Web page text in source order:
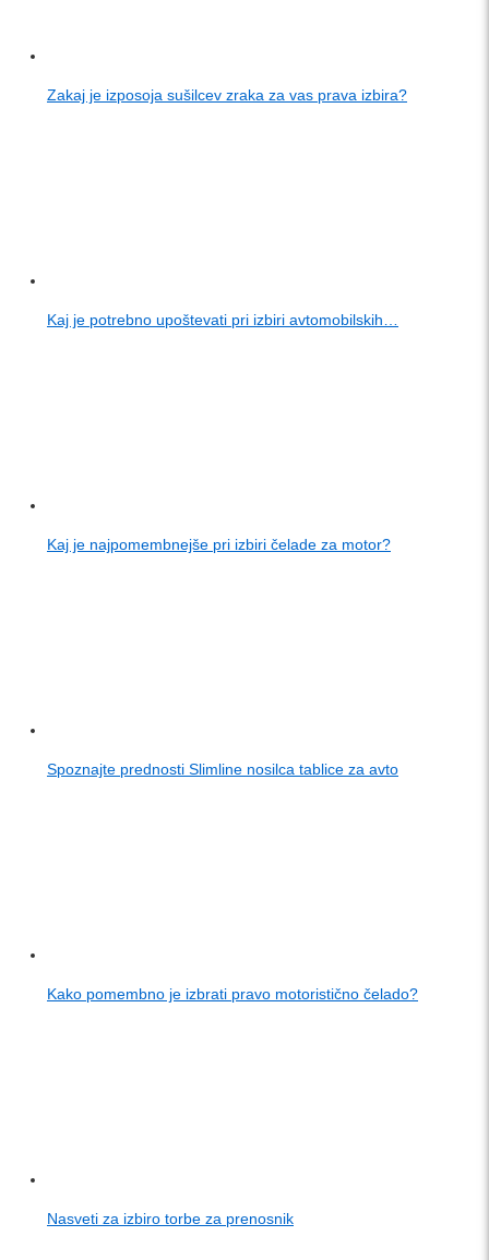
Zakaj je izposoja sušilcev zraka za vas prava izbira?
Kaj je potrebno upoštevati pri izbiri avtomobilskih…
Kaj je najpomembnejše pri izbiri čelade za motor?
Spoznajte prednosti Slimline nosilca tablice za avto
Kako pomembno je izbrati pravo motoristično čelado?
Nasveti za izbiro torbe za prenosnik